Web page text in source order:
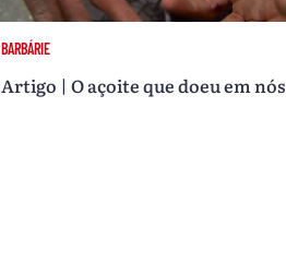
BARBÁRIE
Artigo | O açoite que doeu em nós